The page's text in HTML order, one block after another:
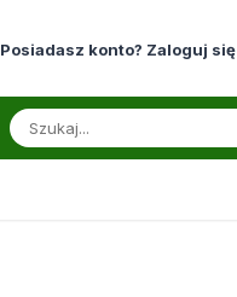
Posiadasz konto? Zaloguj się